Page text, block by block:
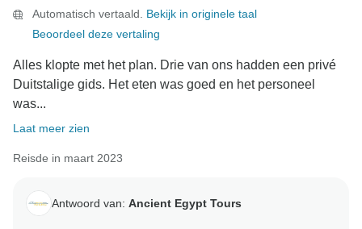
Automatisch vertaald. Bekijk in originele taal
Beoordeel deze vertaling
Alles klopte met het plan. Drie van ons hadden een privé
Duitstalige gids. Het eten was goed en het personeel
was...
Laat meer zien
Reisde in maart 2023
Antwoord van: Ancient Egypt Tours